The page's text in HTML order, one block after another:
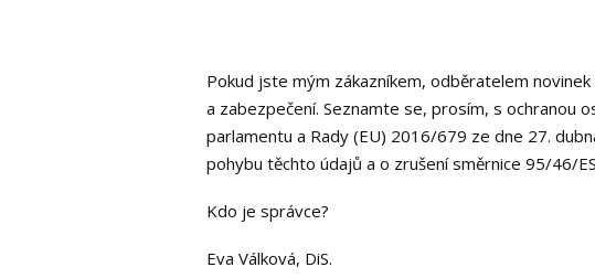
Pokud jste mým zákazníkem, odběratelem
a zabezpečení. Seznamte se, prosím, s ochranou
parlamentu a Rady (EU) 2016/679 ze dne 27.
pohybu těchto údajů a o zrušení směrnice 95/46/
Kdo je správce?
Eva Válková, DiS.